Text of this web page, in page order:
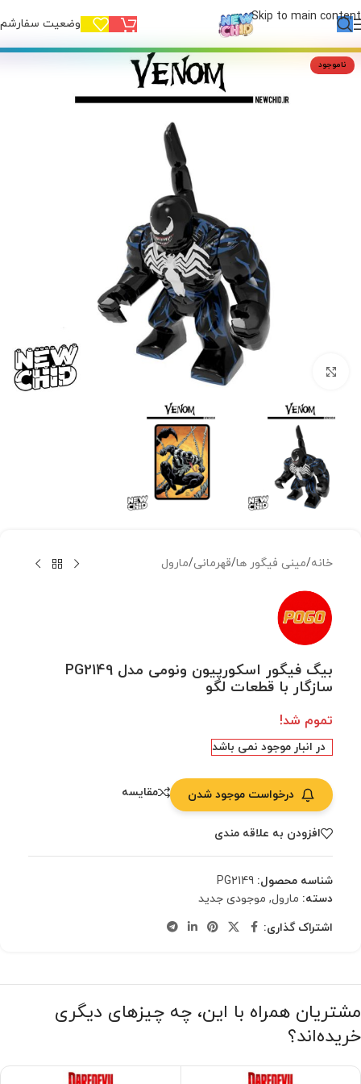
Skip to main content وضعیت
ناموجود
خانه/مینی فیگور ها/قهرمانی/مارول
بیگ فیگور اسکورپیون ونومی مدل PG2149
سازگار با قطعات لگو
تموم شد!
در انبار موجود نمی باشد
درخواست موجود شدن مقایسه
افزودن به علاقه مندی
شناسه محصول: PG2149
دسته: مارول, موجودی جدید
اشتراک گذاری:
مشتریان همراه با این، چه چیزهای دیگری
خریده‌اند؟